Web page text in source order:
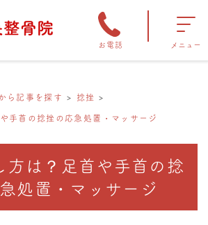
お電話 メニュー
ら記事を探す
捻挫
手首の捻挫の応急処置・マッサージ
方は？足首や手首の捻
処置・マッサージ